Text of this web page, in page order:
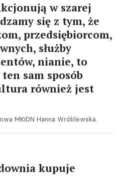
w szarej
się z tym, że
przedsiębiorcom,
służby
nianie, to
sam sposób
również jest
MKiDN Hanna Wróblewska.
kupuje